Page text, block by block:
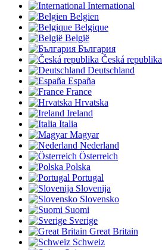
International
Belgien
Belgique
België
България
Česká republika
Deutschland
España
France
Hrvatska
Ireland
Italia
Magyar
Nederland
Österreich
Polska
Portugal
Slovenija
Slovensko
Suomi
Sverige
Great Britain
Schweiz